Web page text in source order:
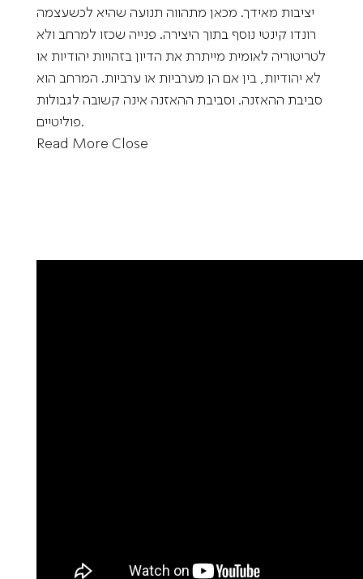
יציבות מאידך. מכאן מתהווה תנועה שהיא לכשעצמה
רונדו קינטי נוסף בתוך היצירה. פנייה שכזו למרחב ולא
לטריטוריה לאומית מייתרת את הדיון בזהויות יהודיות או
לא יהודיות, בין אם הן מערביות או ערביות. המרחב הוא
סביבת ההאזנה. וסביבת ההאזנה אינה קשובה לגבולות
פוליטיים.
Read More Close